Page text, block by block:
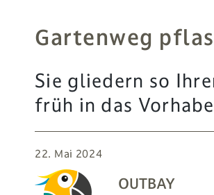
Gartenweg
Sie gliedern so
früh in das
22. Mai 2024
OUTBAY